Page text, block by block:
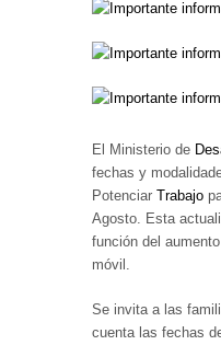
El Ministerio de
fechas y
Potenciar Trabajo
Agosto. Esta
función del
móvil.
Se invita a las
cuenta las fechas